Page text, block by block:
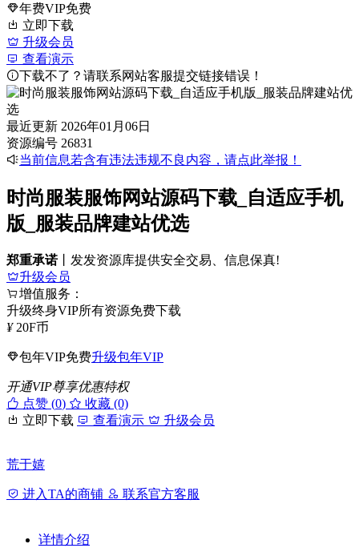
年费VIP免费
立即下载
升级会员
查看演示
下载不了？请联系网站客服提交链接错误！
最近更新 2026年01月06日
资源编号 26831
当前信息若含有违法违规不良内容，请点此举报！
时尚服装服饰网站源码下载_自适应手机
版_服装品牌建站优选
郑重承诺丨发发资源库提供安全交易、信息保真!
升级会员
增值服务：
升级终身VIP所有资源免费下载
¥ 20F币
包年VIP免费升级包年VIP
开通VIP尊享优惠特权
点赞 (0)
收藏 (0)
立即下载
查看演示 升级会员
荒于嬉
进入TA的商铺 联系官方客服
详情介绍